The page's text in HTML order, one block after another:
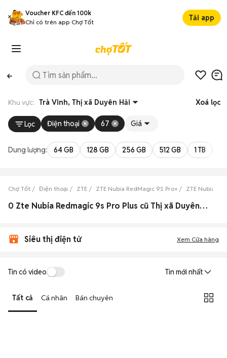
Voucher KFC đến 100k
Chỉ có trên app Chợ Tốt
Tải app
Khu vực: Trà Vinh, Thị xã Duyên Hải Xoá lọc
Lọc Điện thoại 67 Giá
Dung lượng: 64 GB 128 GB 256 GB 512 GB 1 TB
Chợ Tốt Điện thoại ZTE ZTE Nubia RedMagic 9S Pro+ ZTE Nubia
0 Zte Nubia Redmagic 9s Pro Plus cũ Thị xã Duyên Hải, Trà Vinh đẹp
Siêu thị điện tử Xem Cửa hàng
Tin có video Tin mới nhất
Tất cả Cá nhân Bán chuyên